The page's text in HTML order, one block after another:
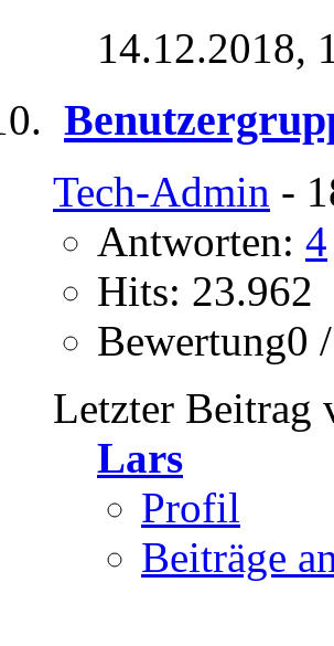
14.12.2018,
Tech-Admin -
Antworten: 4
Hits: 23.962
Bewertung0
Letzter Beitrag
Lars
Profil
Beiträge